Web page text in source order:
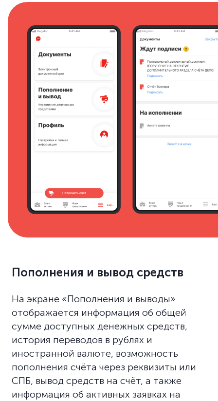
Пополнения и вывод средств
На экране «Пополнения и выводы»
отображается информация об общей
сумме доступных денежных средств,
история переводов в рублях и
иностранной валюте, возможность
пополнения счёта через реквизиты или
СПБ, вывод средств на счёт, а также
информация об активных заявках на